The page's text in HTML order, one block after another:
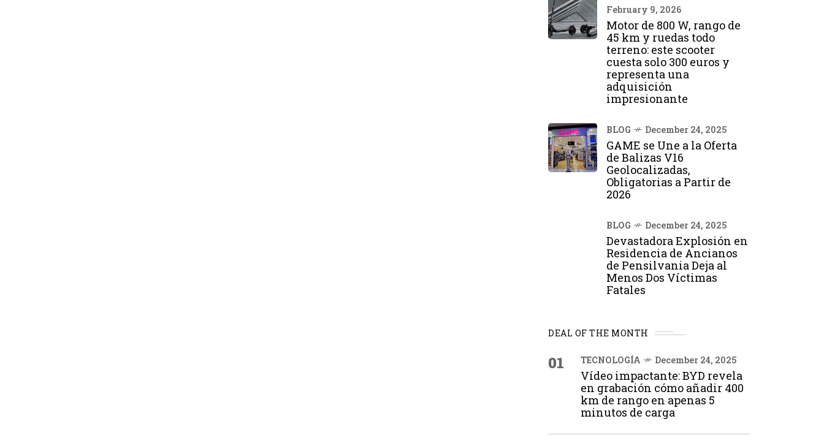
February 9, 2026
Motor de 800 W, rango de
45 km y ruedas todo
terreno: este scooter
cuesta solo 300 euros y
representa una
adquisición
impresionante
BLOG December 24, 2025
GAME se Une a la Oferta
de Balizas V16
Geolocalizadas,
Obligatorias a Partir de
2026
BLOG December 24, 2025
Devastadora Explosión en
Residencia de Ancianos
de Pensilvania Deja al
Menos Dos Víctimas
Fatales
DEAL OF THE MONTH
01 TECNOLOGÍA December 24, 2025
Vídeo impactante: BYD revela
en grabación cómo añadir 400
km de rango en apenas 5
minutos de carga